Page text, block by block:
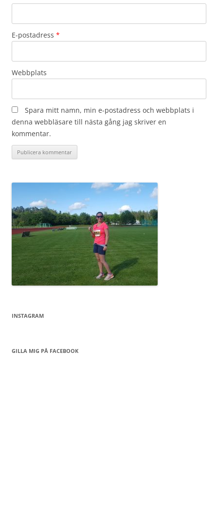
E-postadress *
Webbplats
Spara mitt namn, min e-postadress och webbplats i
denna webbläsare till nästa gång jag skriver en
kommentar.
INSTAGRAM
GILLA MIG PÅ FACEBOOK